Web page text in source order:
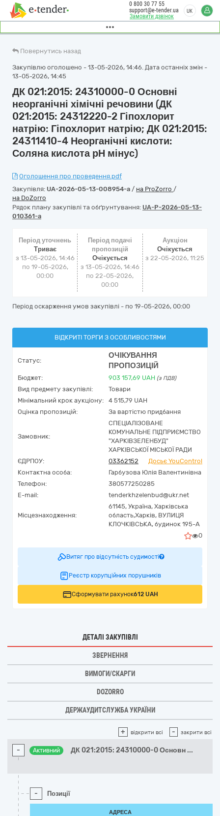
Замовити дзвінок
0 800 30 77 55
support@e-tender.ua
UK
Повернутись назад
Закупівлю оголошено - 13-05-2026, 14:46. Дата останніх змін -
13-05-2026, 14:45
ДК 021:2015: 24310000-0 Основні
неорганічні хімічні речовини (ДК
021:2015: 24312220-2 Гіпохлорит
натрію: Гіпохлорит натрію; ДК 021:2015:
24311410-4 Неорганічні кислоти:
Соляна кислота рН мінус)
Оголошення про проведення.pdf
Закупівля: UA-2026-05-13-008954-a / на ProZorro /
на DoZorro
Рядок плану закупівлі та обґрунтування: UA-P-2026-05-13-
010361-a
Період уточнень
Триває
з 13-05-2026, 14:46
по 19-05-2026,
00:00
Період подачі
пропозицій
Очікується
з 13-05-2026, 14:46
по 22-05-2026,
00:00
Аукціон
Очікується
з22-05-2026, 11:25
Період оскарження умов закупівлі - по 19-05-2026, 00:00
ВІДКРИТІ ТОРГИ З ОСОБЛИВОСТЯМИ
Статус:
ОЧІКУВАННЯ
ПРОПОЗИЦІЙ
Бюджет: 903 157,69 UAH (з ПДВ)
Вид предмету закупівлі:
Товари
Мінімальний крок аукціону:
4 515,79 UAH
Оцінка пропозицій:
За вартістю придбання
Замовник:
СПЕЦІАЛІЗОВАНЕ
КОМУНАЛЬНЕ ПІДПРИЄМСТВО
"ХАРКІВЗЕЛЕНБУД"
ХАРКІВСЬКОЇ МІСЬКОЇ РАДИ
ЄДРПОУ:
03362152
Досьє YouControl
Контактна особа:
Гарбузова Юлія Валентинівна
Телефон:
380577250285
E-mail:
tenderkhzelenbud@ukr.net
Місцезнаходження:
61145, Україна, Харківська
область,Харків, ВУЛИЦЯ
КЛОЧКІВСЬКА, будинок 195-А
0
Витяг про відсутність судимості
Реєстр корупційних порушників
Сформувати рахунок612 UAH
ДЕТАЛІ ЗАКУПІВЛІ
ЗВЕРНЕННЯ
ВИМОГИ/СКАРГИ
DOZORRO
ДЕРЖАУДИТСЛУЖБА УКРАЇНИ
+ відкрити всі - закрити всі
- Активний ДК 021:2015: 24310000-0 Основн ...
- Позиції
АДРЕСА